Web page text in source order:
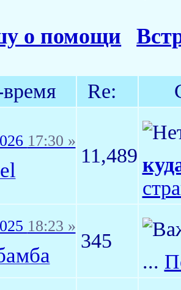
о помощи
Re:
17:30 »
11,489
18:23 »
345
...